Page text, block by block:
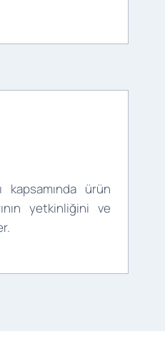
kapsamında ürün
yetkinliğini ve